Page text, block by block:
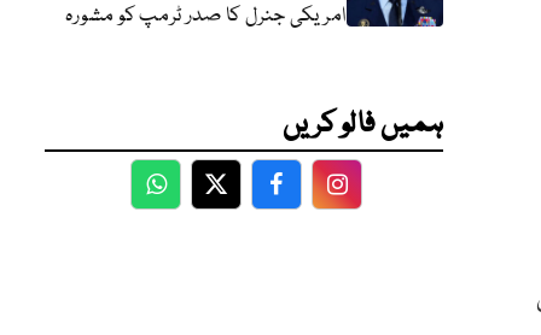
امریکی جنرل کا صدر ٹرمپ کو مشورہ
ہمیں فالو کریں
WhatsApp
TwitterFacebookFacebook